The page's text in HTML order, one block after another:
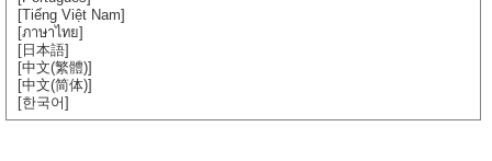
[Tiếng Việt Nam]
[ภาษาไทย]
[日本語]
[中文(繁體)]
[中文(简体)]
[한국어]